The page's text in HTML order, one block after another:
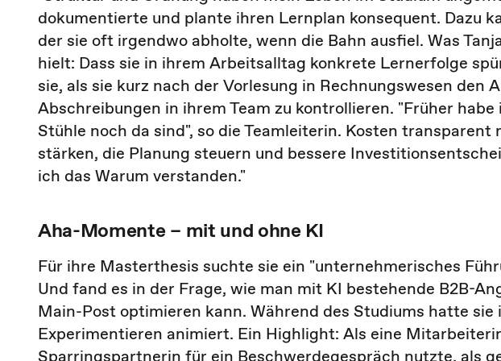
dokumentierte und plante ihren Lernplan konsequent. Dazu
der sie oft irgendwo abholte, wenn die Bahn ausfiel. Was
hielt: Dass sie in ihrem Arbeitsalltag konkrete Lernerfolge
sie, als sie kurz nach der Vorlesung in Rechnungswesen den
Abschreibungen in ihrem Team zu kontrollieren. "Früher
Stühle noch da sind", so die Teamleiterin. Kosten
stärken, die Planung steuern und bessere
ich das Warum verstanden."
Aha-Momente – mit und ohne KI
Für ihre Masterthesis suchte sie ein "unternehmerisches
Und fand es in der Frage, wie man mit KI bestehende B2B-
Main-Post optimieren kann. Während des Studiums hatte
Experimentieren animiert. Ein Highlight: Als eine